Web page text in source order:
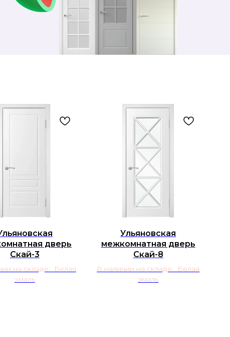
дверь
Скай-3
на складе: Белая
эмаль
Ульяновская
межкомнатная дверь
Скай-8
В наличии на складе: Белая
эмаль